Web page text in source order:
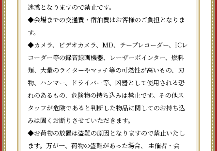
迷惑となりますので禁止です。
◆会場までの交通費・宿泊費はお客様のご負担となりま
す。
◆カメラ、ビデオカメラ、MD、テープレコーダー、ICレ
コーダー等の録音録画機器、レーザーポインター、燃料
類、大量のライターやマッチ等の可燃性が高いもの、刃
物、ハンマー、ドライバー等、凶器として使用される恐
れのあるもの、危険物の持ち込みは禁止です。その他ス
タッフが危険であると判断した物品に関してのお持ち込
みは固くお断りさせていただきます。
◆お荷物の放置は盗難の原因となりますので禁止いたし
ます。万が一、荷物の盗難があった場合、 主催者・会